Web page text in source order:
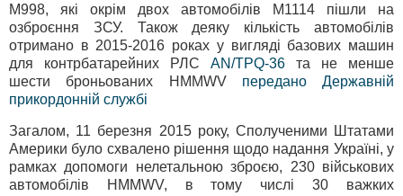
М998, які окрім двох автомобілів М1114 пішли на
озброєння ЗСУ. Також деяку кількість автомобілів
отримано в 2015-2016 роках у вигляді базових машин
для контрбатарейних РЛС AN/TPQ-36 та не менше
шести броньованих HMMWV передано Державній
прикордонній службі
Загалом, 11 березня 2015 року, Сполученими Штатами
Америки було схвалено рішення щодо надання Україні, у
рамках допомоги нелетальною зброєю, 230 військових
автомобілів HMMWV, в тому числі 30 важких